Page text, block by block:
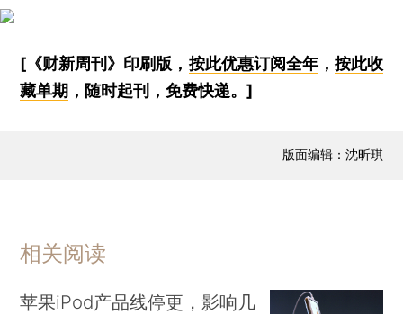
[《财新周刊》印刷版， 按此优惠订阅全年， 按此收
藏单期 ，随时起刊，免费快递。]
版面编辑：沈昕琪
相关阅读
苹果iPod产品线停更，影响几